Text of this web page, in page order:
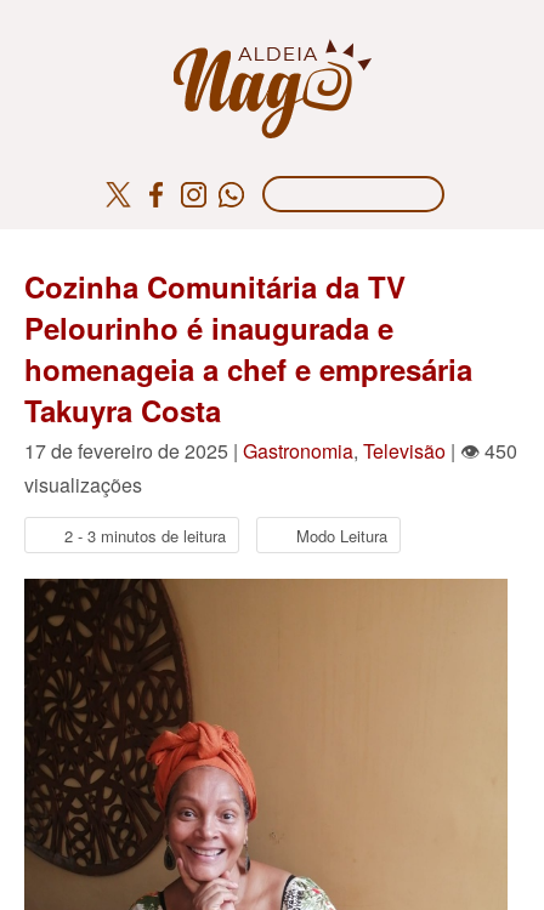
Cozinha Comunitária da TV
Pelourinho é inaugurada e
homenageia a chef e empresária
Takuyra Costa
17 de fevereiro de 2025 | Gastronomia, Televisão | 👁 450
visualizações
2 - 3 minutos de leitura Modo Leitura